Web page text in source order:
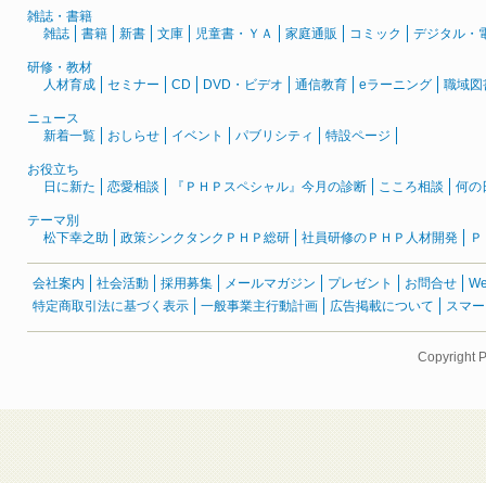
雑誌・書籍
雑誌
書籍 新書 文庫 児童書・ＹＡ 家庭通販 コミック デジタル・
研修・教材
人材育成
セミナー CD DVD・ビデオ 通信教育 eラーニング 職域図
ニュース
新着一覧
おしらせ イベント パブリシティ 特設ページ
お役立ち
日に新た
恋愛相談 『ＰＨＰスペシャル』今月の診断 こころ相談 何の
テーマ別
松下幸之助
政策シンクタンクＰＨＰ総研 社員研修のＰＨＰ人材開発
会社案内 社会活動 採用募集 メールマガジン プレゼント お問合せ
特定商取引法に基づく表示
一般事業主行動計画 広告掲載について スマ
Copyright